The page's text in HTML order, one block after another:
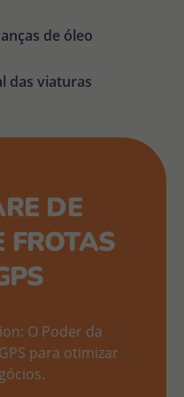
de óleo
das viaturas
DE
FROTAS
O Poder da
para otimizar